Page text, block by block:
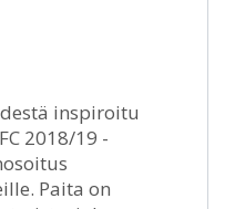
inspiroitu
2018/19 -
Paita on